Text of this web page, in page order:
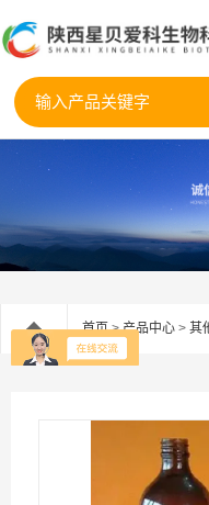
首页>产品中心 > 其